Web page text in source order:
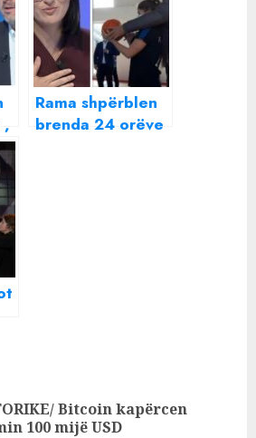
,
Rama shpërblen
brenda 24 orëve
Bitcoin kapërcen
100 mijë USD